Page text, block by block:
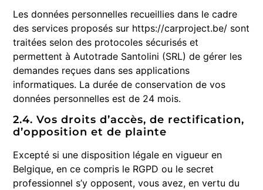
Les données personnelles recueillies dans le cadre
des services proposés sur https://carproject.be/ sont
traitées selon des protocoles sécurisés et
permettent à Autotrade Santolini (SRL) de gérer les
demandes reçues dans ses applications
informatiques. La durée de conservation de vos
données personnelles est de 24 mois.
2.4. Vos droits d’accès, de rectification,
d’opposition et de plainte
Excepté si une disposition légale en vigueur en
Belgique, en ce compris le RGPD ou le secret
professionnel s’y opposent, vous avez, en vertu du